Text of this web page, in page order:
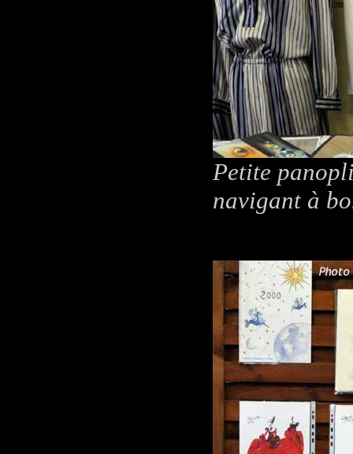
Petite
navigant à